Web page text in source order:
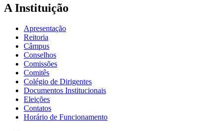
A Instituição
Apresentação
Reitoria
Câmpus
Conselhos
Comissões
Comitês
Colégio de Dirigentes
Documentos Institucionais
Eleições
Contatos
Horário de Funcionamento